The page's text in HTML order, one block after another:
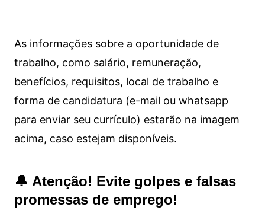
As informações sobre a oportunidade de
trabalho, como salário, remuneração,
benefícios, requisitos, local de trabalho e
forma de candidatura (e-mail ou whatsapp
para enviar seu currículo) estarão na imagem
acima, caso estejam disponíveis.
🔔 Atenção! Evite golpes e falsas
promessas de emprego!